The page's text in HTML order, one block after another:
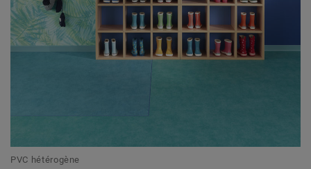
PVC hétérogène